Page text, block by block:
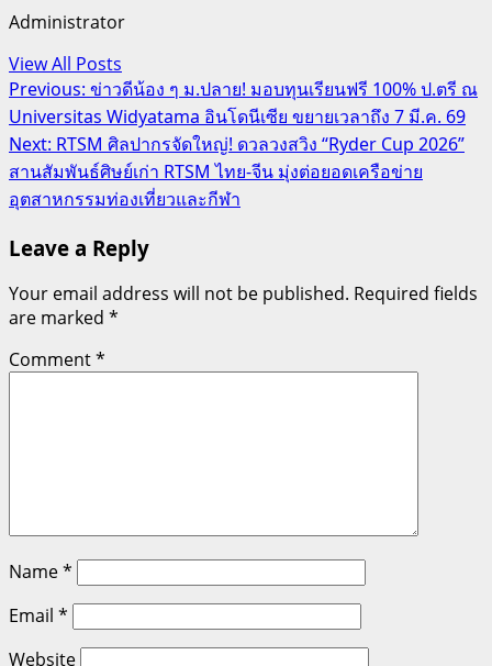
Administrator
View All Posts
Post
navigation
Previous: ข่าวดีน้อง ๆ ม.ปลาย! มอบทุนเรียนฟรี 100% ป.ตรี ณ
Universitas Widyatama อินโดนีเซีย ขยายเวลาถึง 7 มี.ค. 69
Next: RTSM ศิลปากรจัดใหญ่! ดวลวงสวิง “Ryder Cup 2026”
สานสัมพันธ์ศิษย์เก่า RTSM ไทย-จีน มุ่งต่อยอดเครือข่าย
อุตสาหกรรมท่องเที่ยวและกีฬา
Leave a Reply
Your email address will not be published. Required fields
are marked *
Comment*
Name*
Email *
Website